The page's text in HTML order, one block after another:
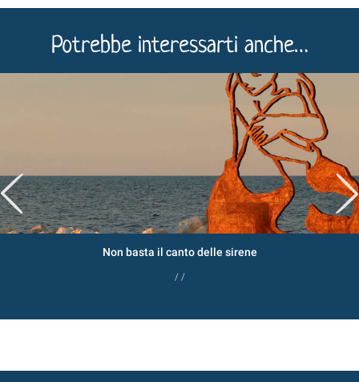
Potrebbe interessarti anche…
Non basta il canto delle sirene
/ /